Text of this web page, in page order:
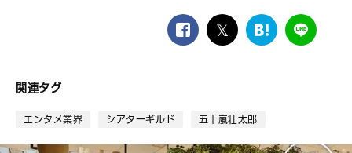
facebook
twitter
は
ー
LINE
関連タグ
エンタメ業界 シアターギルド 五十嵐壮太郎